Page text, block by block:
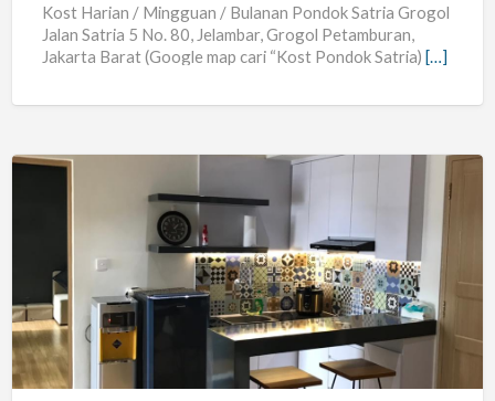
Kost Harian / Mingguan / Bulanan Pondok Satria Grogol
Jalan Satria 5 No. 80, Jelambar, Grogol Petamburan,
Jakarta Barat (Google map cari “Kost Pondok Satria) […]
Private
Room
Sharing
Apartemen
Mediterania